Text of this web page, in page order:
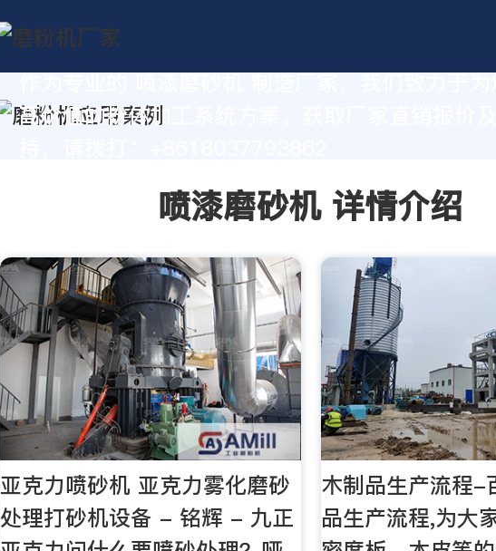
高价值的粉体加工系统方案。获取厂家直销报价及
喷漆磨砂机 详情介绍
亚克力喷砂机 亚克力雾化磨砂
处理打砂机设备 - 铭辉 - 九正
木制品生产流程-
品生产流程,为大